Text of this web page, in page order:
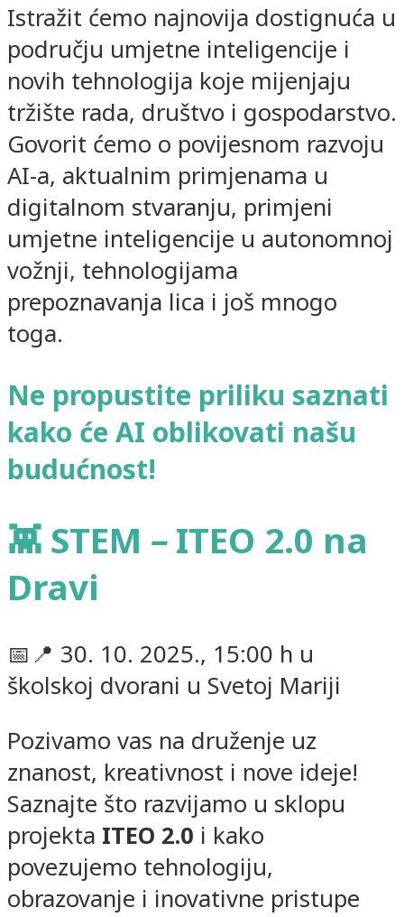
Istražit ćemo najnovija dostignuća u
području umjetne inteligencije i
novih tehnologija koje mijenjaju
tržište rada, društvo i gospodarstvo.
Govorit ćemo o povijesnom razvoju
AI-a, aktualnim primjenama u
digitalnom stvaranju, primjeni
umjetne inteligencije u autonomnoj
vožnji, tehnologijama
prepoznavanja lica i još mnogo
toga.
Ne propustite priliku saznati
kako će AI oblikovati našu
budućnost!
👾 STEM –ITEO 2.0 na
Dravi
📅📍 30. 10. 2025., 15:00 h u
školskoj dvorani u Svetoj Mariji
Pozivamo vas na druženje uz
znanost, kreativnost i nove ideje!
Saznajte što razvijamo u sklopu
projekta ITEO 2.0 i kako
povezujemo tehnologiju,
obrazovanje i inovativne pristupe